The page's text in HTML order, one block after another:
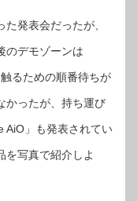
発表会だったが、
のデモゾーンは
るための順番待ちが
かったが、持ち運び
AiO」も発表されてい
を写真で紹介しよ